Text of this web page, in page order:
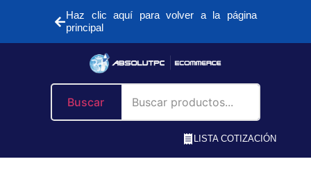
Haz clic aquí para volver a la página
principal
Buscar
LISTA COTIZACIÓN